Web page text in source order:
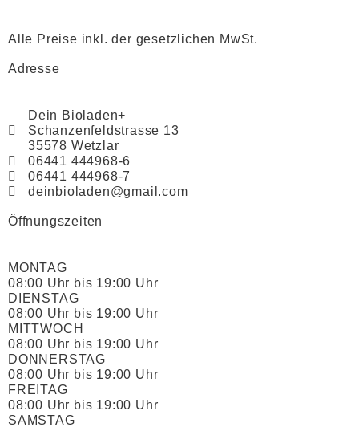
Alle Preise inkl. der gesetzlichen MwSt.
Adresse
Dein Bioladen+
Schanzenfeldstrasse 13
35578 Wetzlar
06441 444968-6
06441 444968-7
deinbioladen@gmail.com
Öffnungszeiten
MONTAG
08:00 Uhr bis 19:00 Uhr
DIENSTAG
08:00 Uhr bis 19:00 Uhr
MITTWOCH
08:00 Uhr bis 19:00 Uhr
DONNERSTAG
08:00 Uhr bis 19:00 Uhr
FREITAG
08:00 Uhr bis 19:00 Uhr
SAMSTAG